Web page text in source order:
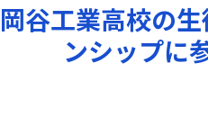
岡谷工業高校の
ンシップに